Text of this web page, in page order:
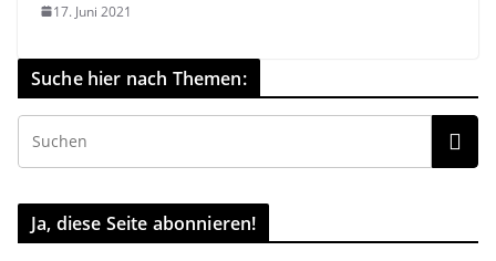
17. Juni 2021
Suche hier nach Themen:
Ja, diese Seite abonnieren!